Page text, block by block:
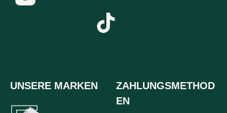
UNSERE MARKEN
ZAHLUNGSMETHOD
EN